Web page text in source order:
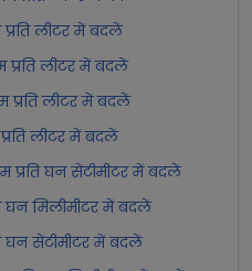
प्रति लीटर में बदलें
प्रति लीटर में बदलें
प्रति लीटर में बदलें
प्रति लीटर में बदलें
प्रति घन सेंटीमीटर में बदलें
घन मिलीमीटर में बदलें
घन सेंटीमीटर में बदलें